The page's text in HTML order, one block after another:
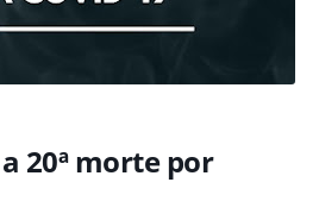
20ª morte por